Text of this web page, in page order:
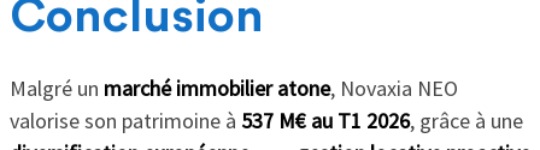
Conclusion
Malgré un marché immobilier atone, Novaxia NEO
valorise son patrimoine à 537 M€ au T1 2026, grâce à une